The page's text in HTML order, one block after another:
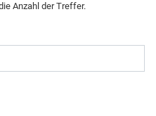
Anzahl der Treffer.